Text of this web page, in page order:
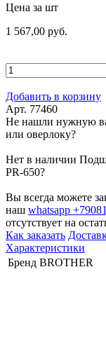
Цена за шт
1 567,00 руб.
Добавить в корзину
Арт. 77460
Не нашли нужную
или оверлоку?
Нет в наличии
PR-650?
Вы всегда можете
наш whatsapp
отсутствует на
Как заказать
Характеристики
Бренд BROTHER